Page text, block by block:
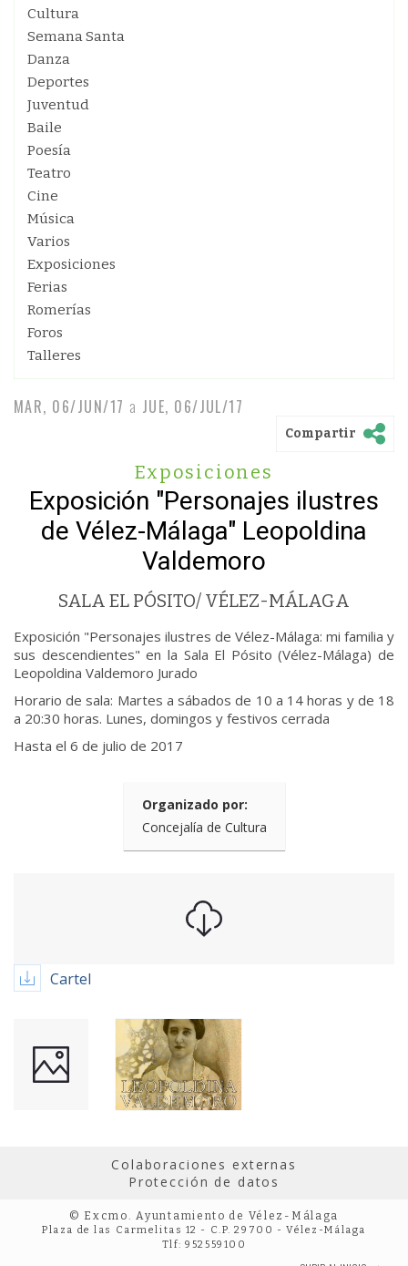
Cultura
Semana Santa
Danza
Deportes
Juventud
Baile
Poesía
Teatro
Cine
Música
Varios
Exposiciones
Ferias
Romerías
Foros
Talleres
MAR, 06/JUN/17 a JUE, 06/JUL/17
Compartir
Exposiciones
Exposición "Personajes ilustres
de Vélez-Málaga" Leopoldina
Valdemoro
SALA EL PÓSITO/ VÉLEZ-MÁLAGA
Exposición "Personajes ilustres de Vélez-Málaga: mi familia y
sus descendientes" en la Sala El Pósito (Vélez-Málaga) de
Leopoldina Valdemoro Jurado
Horario de sala: Martes a sábados de 10 a 14 horas y de 18
a 20:30 horas. Lunes, domingos y festivos cerrada
Hasta el 6 de julio de 2017
Organizado por:
Concejalía de Cultura
Cartel
Colaboraciones externas
Protección de datos
© Excmo. Ayuntamiento de Vélez-Málaga
Plaza de las Carmelitas 12 - C.P. 29700 - Vélez-Málaga
Tlf: 952559100